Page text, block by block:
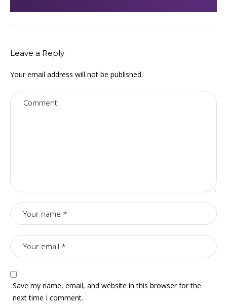
Leave a Reply
Your email address will not be published.
Save my name, email, and website in this browser for the
next time I comment.